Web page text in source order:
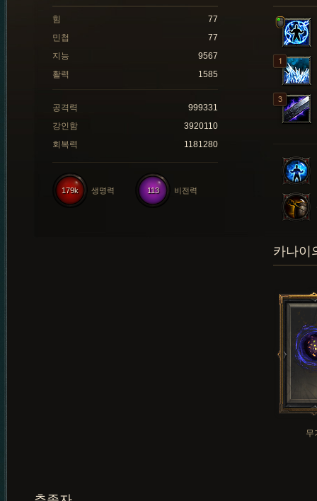
힘
77
민첩
77
지능
9567
활력
1585
공격력
999331
강인함
3920110
회복력
1181280
113 비전력
179k 생명력
카나이
무